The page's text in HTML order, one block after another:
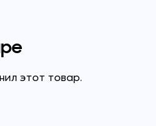
этот товар.